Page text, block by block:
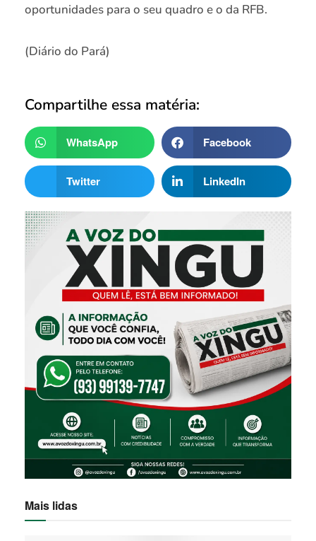
oportunidades para o seu quadro e o da RFB.
(Diário do Pará)
Compartilhe essa matéria:
WhatsApp Facebook
Twitter LinkedIn
Mais lidas